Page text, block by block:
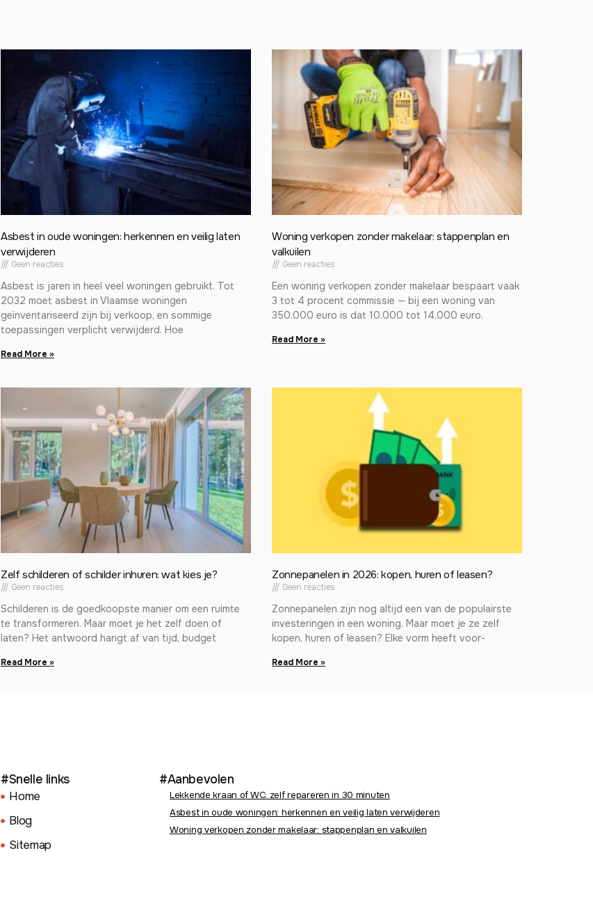
Asbest in oude woningen: herkennen en veilig laten
verwijderen
Geen reacties
Asbest is jaren in heel veel woningen gebruikt. Tot
2032 moet asbest in Vlaamse woningen
geïnventariseerd zijn bij verkoop, en sommige
toepassingen verplicht verwijderd. Hoe
Read More »
Woning verkopen zonder makelaar: stappenplan en
valkuilen
Geen reacties
Een woning verkopen zonder makelaar bespaart vaak
3 tot 4 procent commissie — bij een woning van
350.000 euro is dat 10.000 tot 14.000 euro.
Read More »
Zelf schilderen of schilder inhuren: wat kies je?
Geen reacties
Schilderen is de goedkoopste manier om een ruimte
te transformeren. Maar moet je het zelf doen of
laten? Het antwoord hangt af van tijd, budget
Read More »
Zonnepanelen in 2026: kopen, huren of leasen?
Geen reacties
Zonnepanelen zijn nog altijd een van de populairste
investeringen in een woning. Maar moet je ze zelf
kopen, huren of leasen? Elke vorm heeft voor-
Read More »
#Snelle links
Home
Blog
Sitemap
#Aanbevolen
Lekkende kraan of WC: zelf repareren in 30 minuten
Asbest in oude woningen: herkennen en veilig laten verwijderen
Woning verkopen zonder makelaar: stappenplan en valkuilen